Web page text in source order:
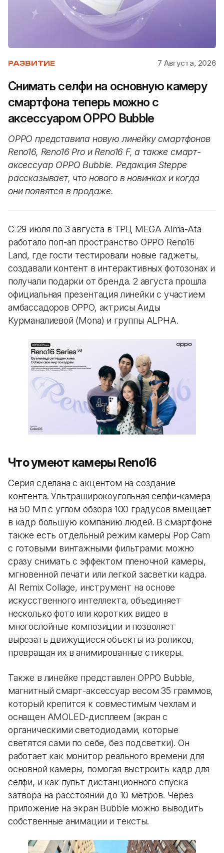
РАЗВИТИЕ 7 Августа, 2026
Снимать селфи на основную камеру
смартфона теперь можно с
аксессуаром OPPO Bubble
OPPO представила новую линейку смартфонов
Reno16, Reno16 Pro и Reno16 F, а также смарт-
аксессуар OPPO Bubble. Редакция Steppe
рассказывает, что нового в новинках и когда
они появятся в продаже.
С 29 июля по 3 августа в ТРЦ MEGA Alma-Ata
работало поп-ап пространство OPPO Reno16
Land, где гости тестировали новые гаджеты,
создавали контент в интерактивных фотозонах и
получали подарки от бренда. 2 августа прошла
официальная презентация линейки с участием
амбассадоров OPPO, актрисы Аиды
Курманалиевой (Mona) и группы ALPHA.
Что умеют камеры Reno16
Серия сделана с акцентом на создание
контента. Ультраширокоугольная селфи-камера
на 50 Мп с углом обзора 100 градусов вмещает
в кадр большую компанию людей. В смартфоне
также есть отдельный режим камеры Pop Cam
с готовыми винтажными фильтрами: можно
сразу снимать с эффектом пленочной камеры,
мгновенной печати или легкой засветки кадра.
AI Remix Collage, инструмент на основе
искусственного интеллекта, объединяет
несколько фото или коротких видео в
многослойные композиции и позволяет
вырезать движущиеся объекты из роликов,
превращая их в анимированные стикеры.
Также в линейке представлен OPPO Bubble,
магнитный смарт-аксессуар весом 35 граммов,
который крепится к совместимым чехлам и
оснащен AMOLED-дисплеем (экран с
органическими светодиодами, которые
светятся сами по себе, без подсветки). Он
работает как монитор реального времени для
основной камеры, помогая выстроить кадр для
селфи, и как пульт дистанционного спуска
затвора на расстоянии до 10 метров. Через
приложение на экран Bubble можно выводить
собственные анимации и тексты.